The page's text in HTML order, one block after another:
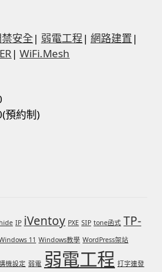
安全 | 弱電工程 |網路建置 |
|WiFi.Mesh
預約制)
IP iVentoy PXE SIP tone函式 TP-
11 Windows教學 WordPress架站
機設定 弱電 弱電工程 打字連發